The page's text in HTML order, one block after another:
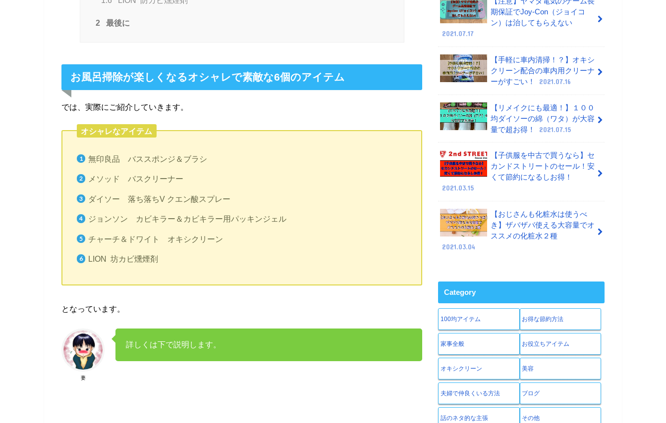
2 最後に
お風呂掃除が楽しくなるオシャレで素敵な6個のアイテム
では、実際にご紹介していきます。
オシャレなアイテム
無印良品 バススポンジ＆ブラシ
メソッド バスクリーナー
ダイソー 落ち落ちV クエン酸スプレー
ジョンソン カビキラー＆カビキラー用パッキンジェル
チャーチ＆ドワイト オキシクリーン
LION 坊カビ燻煙剤
となっています。
妻
詳しくは下で説明します。
期保証でJoy-Con（ジョイコ
ン）は治してもらえない
2021.07.17
【手軽に車内清掃！？】オキシ
クリーン配合の車内用クリーナ
ーがすごい！
2021.07.16
【リメイクにも最適！】１００
均ダイソーの綿（ワタ）が大容
量で超お得！
2021.07.15
【子供服を中古で買うなら】セ
カンドストリートのセール！安
くて節約になるしお得！
2021.03.15
【おじさんも化粧水は使うべ
き】ザバザバ使える大容量でオ
ススメの化粧水２種
2021.03.04
Category
100均アイテム お得な節約方法
家事全般 お役立ちアイテム
オキシクリーン 美容
夫婦で仲良くいる方法 ブログ
話のネタ的な主張 その他